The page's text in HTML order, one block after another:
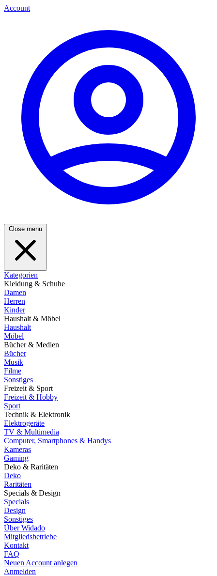
Account
Close menu
Kategorien
Kleidung & Schuhe
Damen
Herren
Kinder
Haushalt & Möbel
Haushalt
Möbel
Bücher & Medien
Bücher
Musik
Filme
Sonstiges
Freizeit & Sport
Freizeit & Hobby
Sport
Technik & Elektronik
Elektrogeräte
TV & Multimedia
Computer, Smartphones & Handys
Kameras
Gaming
Deko & Raritäten
Deko
Raritäten
Specials & Design
Specials
Design
Sonstiges
Über Widado
Mitgliedsbetriebe
Kontakt
FAQ
Neuen Account anlegen
Anmelden